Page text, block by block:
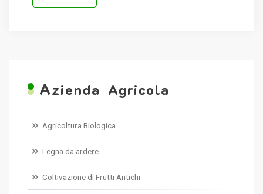
Azienda Agricola
Agricoltura Biologica
Legna da ardere
Coltivazione di Frutti Antichi